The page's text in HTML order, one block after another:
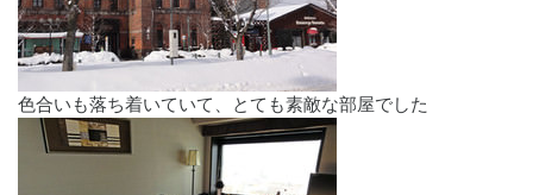
色合いも落ち着いていて、とても素敵な部屋でした